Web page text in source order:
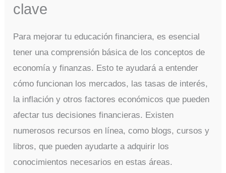
clave
Para mejorar tu educación financiera, es esencial
tener una comprensión básica de los conceptos de
economía y finanzas. Esto te ayudará a entender
cómo funcionan los mercados, las tasas de interés,
la inflación y otros factores económicos que pueden
afectar tus decisiones financieras. Existen
numerosos recursos en línea, como blogs, cursos y
libros, que pueden ayudarte a adquirir los
conocimientos necesarios en estas áreas.